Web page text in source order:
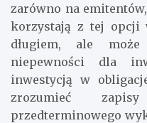
zarówno na
korzystają z tej opcji
długiem, ale
niepewności dla
inwestycją w
zrozumieć
przedterminowego